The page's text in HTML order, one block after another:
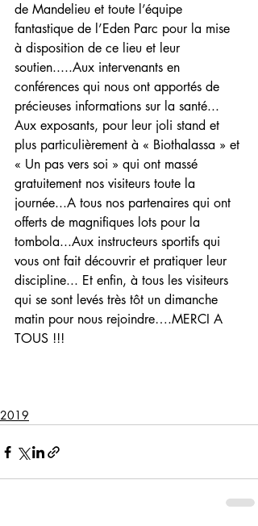
de Mandelieu et toute l’équipe
fantastique de l’Eden Parc pour la mise
à disposition de ce lieu et leur
soutien.....Aux intervenants en
conférences qui nous ont apportés de
précieuses informations sur la santé...
Aux exposants, pour leur joli stand et
plus particulièrement à « Biothalassa » et
« Un pas vers soi » qui ont massé
gratuitement nos visiteurs toute la
journée...A tous nos partenaires qui ont
offerts de magnifiques lots pour la
tombola...Aux instructeurs sportifs qui
vous ont fait découvrir et pratiquer leur
discipline... Et enfin, à tous les visiteurs
qui se sont levés très tôt un dimanche
matin pour nous rejoindre….MERCI A
TOUS !!!
2019